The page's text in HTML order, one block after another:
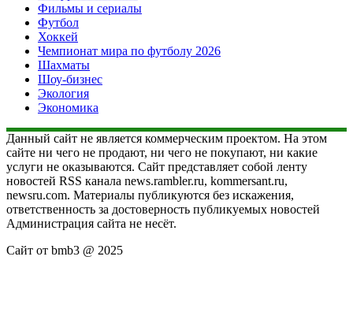
Фильмы и сериалы
Футбол
Хоккей
Чемпионат мира по футболу 2026
Шахматы
Шоу-бизнес
Экология
Экономика
Данный сайт не является коммерческим проектом. На этом
сайте ни чего не продают, ни чего не покупают, ни какие
услуги не оказываются. Сайт представляет собой ленту
новостей RSS канала news.rambler.ru, kommersant.ru,
newsru.com. Материалы публикуются без искажения,
ответственность за достоверность публикуемых новостей
Администрация сайта не несёт.
Сайт от bmb3 @ 2025